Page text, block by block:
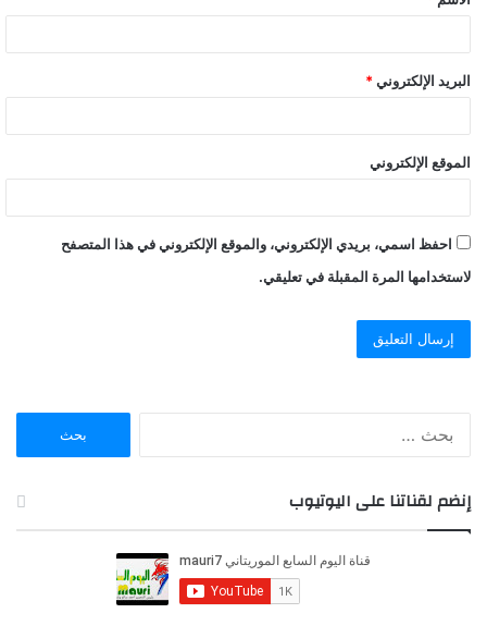
*
البريد الإلكتروني *
الموقع الإلكتروني
احفظ اسمي، بريدي الإلكتروني، والموقع الإلكتروني في هذا المتصفح
لاستخدامها المرة المقبلة في تعليقي.
ن
:
إنضم لقناتنا على اليوتيوب